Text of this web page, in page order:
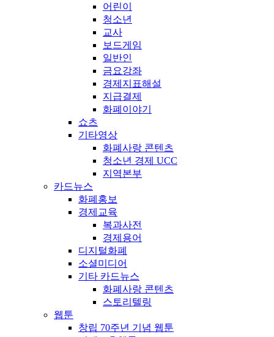
어린이
청소년
교사
보드게임
일반인
금요강좌
경제지표해설
지급결제
화폐이야기
쇼츠
기타영상
화폐사랑 콘텐츠
청소년 경제 UCC
지역본부
카드뉴스
화폐홍보
경제교육
복과사전
경제용어
디지털화폐
소셜미디어
기타 카드뉴스
화폐사랑 콘텐츠
스토리텔링
웹툰
창립 70주년 기념 웹툰